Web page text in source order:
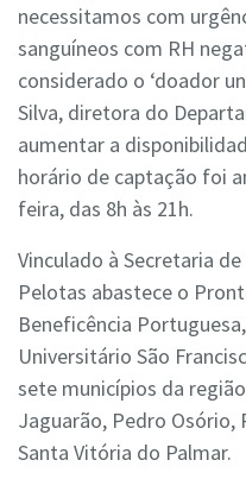
necessitamos com
sanguíneos com RH
considerado o ‘doador
Silva, diretora do
aumentar a
horário de captação foi
feira, das 8h às 21h.
Vinculado à Secretaria
Pelotas abastece o
Beneficência
Universitário São
sete municípios da
Jaguarão, Pedro Osório,
Santa Vitória do Palmar.